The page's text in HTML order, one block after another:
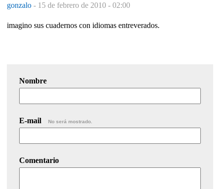
gonzalo - 15 de febrero de 2010 - 02:00
imagino sus cuadernos con idiomas entreverados.
Nombre
E-mail No será mostrado.
Comentario